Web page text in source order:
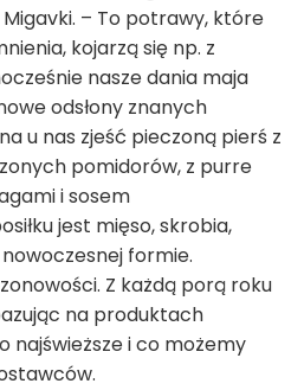
– To potrawy, które
kojarzą się np. z
nasze dania maja
odsłony znanych
u nas zjeść pieczoną pierś z
pomidorów, z purre
i sosem
jest mięso, skrobia,
formie.
Z każdą porą roku
na produktach
najświeższe i co możemy